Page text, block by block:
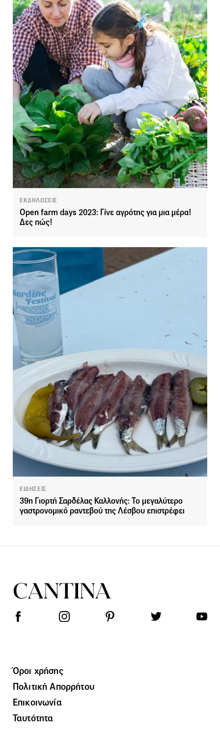
ΕΚΔΗΛΩΣΕΙΣ
Open farm days 2023: Γίνε αγρότης για μια μέρα!
Δες πώς!
ΕΙΔΗΣΕΙΣ
39η Γιορτή Σαρδέλας Καλλονής: Το μεγαλύτερο
γαστρονομικό ραντεβού της Λέσβου επιστρέφει
Όροι χρήσης
Πολιτική Απορρήτου
Επικοινωνία
Ταυτότητα